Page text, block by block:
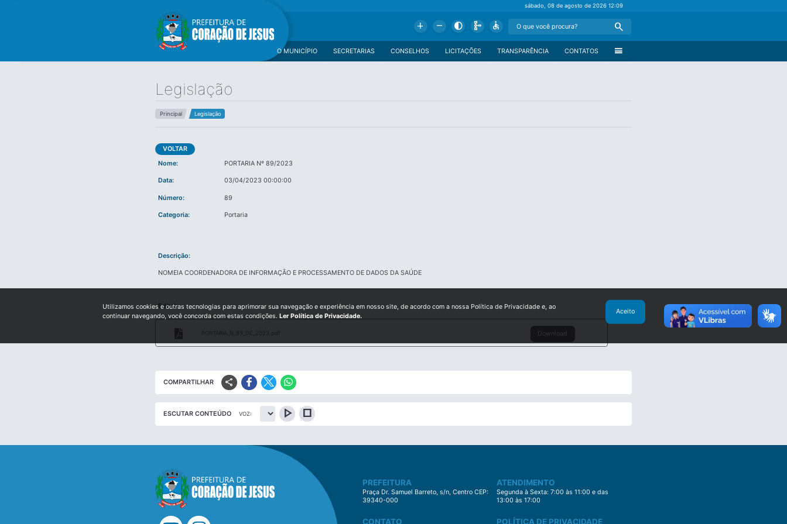
sábado, 08 de agosto de 202612:09
Add Remove Contrast Schema Accessible Search
menu
CONTATOS
TRANSPARÊNCIA
LICITAÇÕES
CONSELHOS
SECRETARIAS
O MUNICÍPIO
Legislação
Principal Legislação
VOLTAR
Nome:
PORTARIA Nº 89/2023
Data: 03/04/2023 00:00:00
Número: 89
Categoria: Portaria
Descrição:
NOMEIA COORDENADORA DE INFORMAÇÃO E PROCESSAMENTO DE DADOS DA SAÚDE
Edital:
PORTARIA_N_89_DE_2023.pdf Download
COMPARTILHAR share
ESCUTAR CONTEÚDO VOZ: play_arrow stop
PREFEITURA
Praça Dr. Samuel Barreto, s/n, Centro CEP:
39340-000
ATENDIMENTO
Segunda à Sexta: 7:00 às 11:00 e das
13:00 às 17:00
CONTATO POLÍTICA DE PRIVACIDADE
Utilizamos cookies e outras tecnologias para aprimorar sua navegação e experiência em nosso site, de acordo com a nossa Política de Privacidade e, ao
continuar navegando, você concorda com estas condições. Ler Política de Privacidade.
Aceito